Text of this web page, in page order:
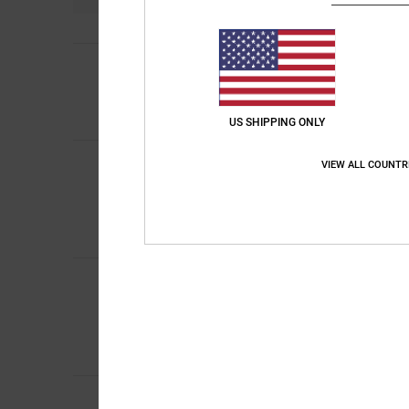
Marco Marcel
Gut
Komfort
Ich empfehle
SAMUEL26. Februar
US SHIPPING ONLY
VIEW ALL